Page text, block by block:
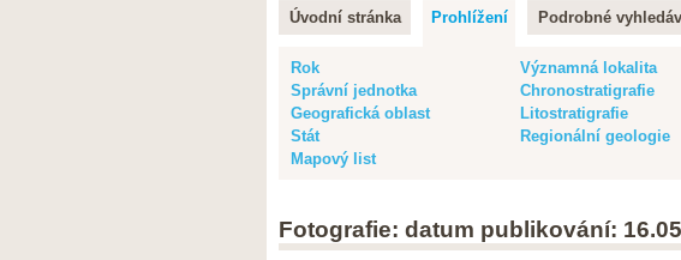
Úvodní stránka Prohlížení Podrobné
Rok Významná lokalita
Správní jednotka
Chronostratigrafie
Geografická oblast
Litostratigrafie
Stát
Regionální geologie
Mapový list
Fotografie: datum publikování: